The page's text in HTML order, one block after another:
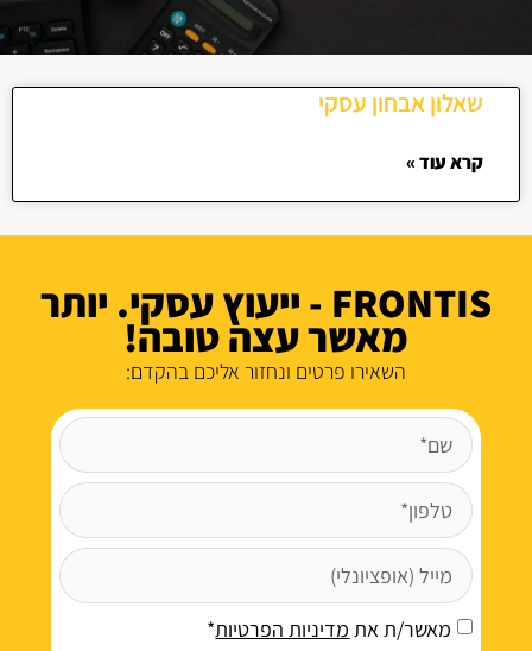
שאלון אבחון עסקי
קרא עוד »
FRONTIS - ייעוץ עסקי. יותר
מאשר עצה טובה!
השאירו פרטים ונחזור אליכם בהקדם:
מאשר/ת את מדיניות הפרטיות*